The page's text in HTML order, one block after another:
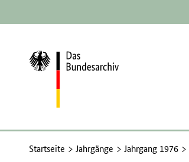
Zur
Startseite
Startseite Jahrgänge Jahrgang 1976